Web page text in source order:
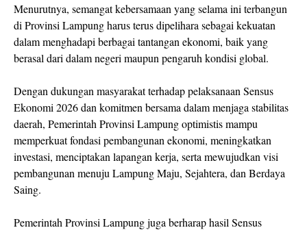
Menurutnya, semangat kebersamaan yang selama ini terbangun
di Provinsi Lampung harus terus dipelihara sebagai kekuatan
dalam menghadapi berbagai tantangan ekonomi, baik yang
berasal dari dalam negeri maupun pengaruh kondisi global.
Dengan dukungan masyarakat terhadap pelaksanaan Sensus
Ekonomi 2026 dan komitmen bersama dalam menjaga stabilitas
daerah, Pemerintah Provinsi Lampung optimistis mampu
memperkuat fondasi pembangunan ekonomi, meningkatkan
investasi, menciptakan lapangan kerja, serta mewujudkan visi
pembangunan menuju Lampung Maju, Sejahtera, dan Berdaya
Saing.
Pemerintah Provinsi Lampung juga berharap hasil Sensus